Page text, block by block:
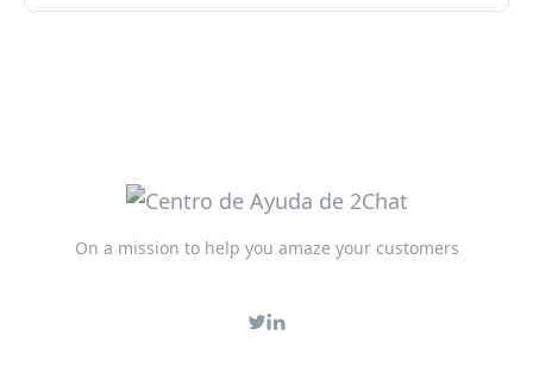
On a mission to help you amaze your customers